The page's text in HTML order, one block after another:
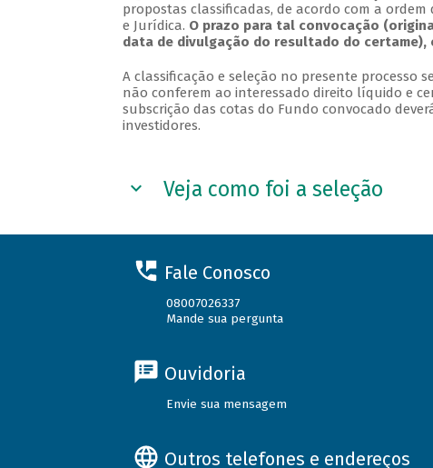
propostas classificadas, de acordo com a
e Jurídica. O prazo para tal convocação
data de divulgação do resultado do
A classificação e seleção no presente processo
não conferem ao interessado direito líquido e
subscrição das cotas do Fundo convocado
investidores.
Veja como foi a seleção
Fale Conosco
08007026337
Mande sua pergunta
Ouvidoria
Envie sua mensagem
Outros telefones e endereços